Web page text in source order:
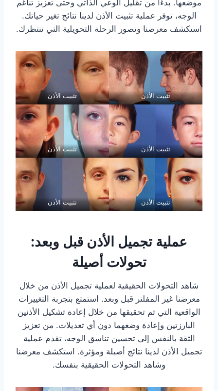
موضعها. بدءًا من تقليل الوعي الذاتي وحتى تعزيز تناغم
الوجه، توفر عملية تثبيت الأذن لدينا نتائج تغير حياتك.
استكشف معرضنا وتصور الرحلة التحويلية التي تنتظرك.
تثبيت الأذن تثبيت الأذن
تثبيت الأذن تثبيت الأذن
تثبيت الأذن تثبيت الأذن
عملية تجميل الأذن قبل وبعد:
تحولات أصيلة
شاهد التحولات الحقيقية لعملية تجميل الأذن من خلال
معرضنا غير المفلتر قبل وبعد. استمتع بتجربة التغييرات
الواقعية التي تم تحقيقها من خلال إعادة تشكيل الأذنين
البارزتين وإعادة وضعهما دون أي تعديلات. من تعزيز
الثقة بالنفس إلى تحسين تناسق الوجه، تقدم عملية
تجميل الأذن لدينا نتائج أصيلة ومؤثرة. استكشف معرضنا
وشاهد التحولات الحقيقية بنفسك.